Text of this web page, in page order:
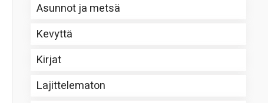
Asunnot ja metsä
Kevyttä
Kirjat
Lajittelematon